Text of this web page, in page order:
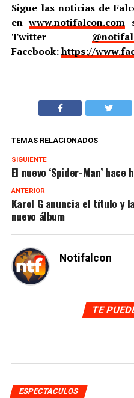
Sigue las noticias de
enwww.notifalcon.com
Twitter
Facebook:https://
TEMAS RELACIONADOS
SIGUIENTE
El nuevo ‘Spider-Man’
ANTERIOR
Karol G anuncia el título y
nuevo álbum
Notifalcon
TE
ESPECTACULOS